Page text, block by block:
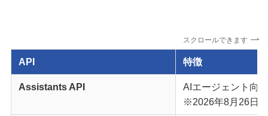
スクロールできます
API 特徴
Assistants API
AIエージェント向
※2026年8月26日